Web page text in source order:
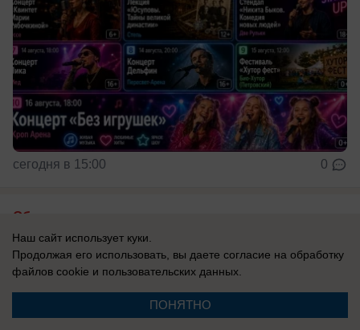
сегодня в 15:00 0
Общество
Более 120 человек пропали за месяц в
Ростовской области – 14 до сих пор не
найдены
В «ЛизаАлерт» подвели итоги поисков за июль
Наш сайт использует куки.
Продолжая его использовать, вы даете согласие на обработку
файлов cookie и пользовательских данных.
ПОНЯТНО